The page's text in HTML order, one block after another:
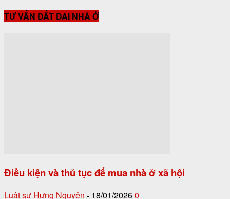
TƯ VẤN ĐẤT ĐAI NHÀ Ở
Điều kiện và thủ tục để mua nhà ở xã hội
Luật sư Hưng Nguyên - 18/01/20260